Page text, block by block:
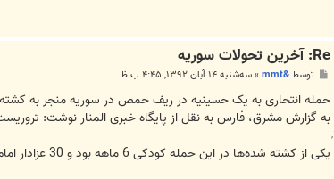
پنج‌شنبه ۲۶ اردیبهشت ۱۳۹۲,
Re: آخرين تحولات سوريه
ت
توسط&mmt
»سه‌شنبه ۱۴ آبان ۱۳۹۲, ۴:۴۵ ب.ظ
حمله انتحاری به یک حسینیه در ریف حمص در سوریه منجر به کشته شدن 12 نفر و زخمی شدن 30
به گزارش مشرق، فارس به نقل از پایگاه خبری المنار نوشت: تروریست‌های
یکی از کشته شده‌ها در این حمله کودکی 6 ماهه بود و 30 عزادار امام حسین(ع) نیز زخمی شده‌اند.